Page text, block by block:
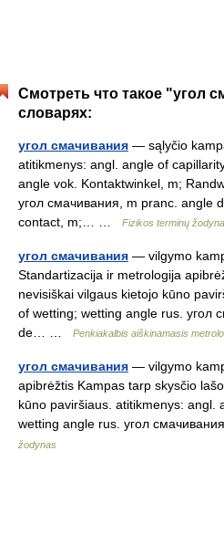
Смотреть что такое "угол
словарях:
угол смачивания — sąlyčio
atitikmenys: angl. angle of
angle vok. Kontaktwinkel, m;
угол смачивания, m pranc. angle
contact, m;… …
Fizikos terminų
угол смачивания — vilgymo
Standartizacija ir metrologija
nevisiškai vilgaus kietojo kūno
of wetting; wetting angle rus. угол
de… …
Penkiakalbis aiškinamasis
угол смачивания — vilgymo
apibrėžtis Kampas tarp skysčio
kūno paviršiaus. atitikmenys: angl.
wetting angle rus. угол
žodynas